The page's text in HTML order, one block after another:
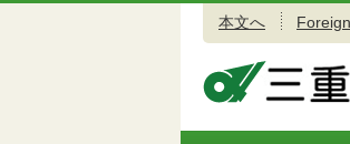
本文へ